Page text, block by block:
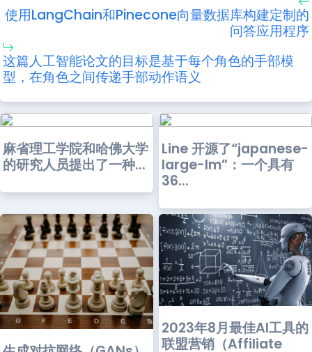
使用LangChain和Pinecone向量数据库构建定制的
问答应用程序
这篇人工智能论文的目标是基于每个角色的手部模
型，在角色之间传递手部动作语义
麻省理工学院和哈佛大学
的研究人员提出了一种...
Line 开源了“japanese-
large-lm”：一个具有
36...
2023年8月最佳AI工具的
联盟营销（Affiliate